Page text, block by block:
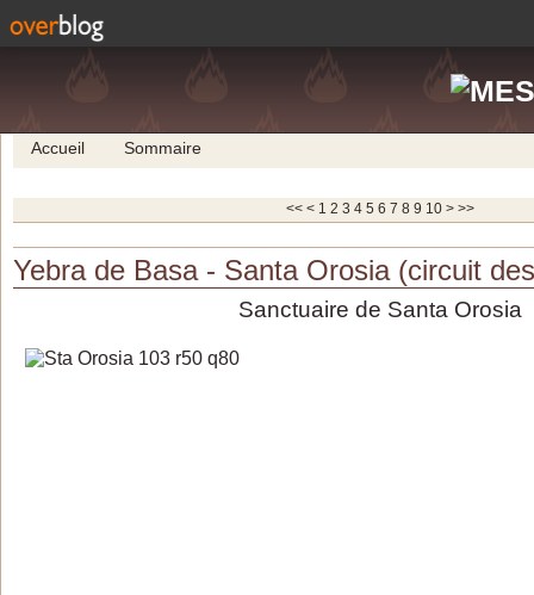
Accueil Sommaire
<< < 1 2 3 4 5 6 7 8 9 10 > >>
Yebra de Basa - Santa Orosia (circuit
Sanctuaire de Santa Orosia